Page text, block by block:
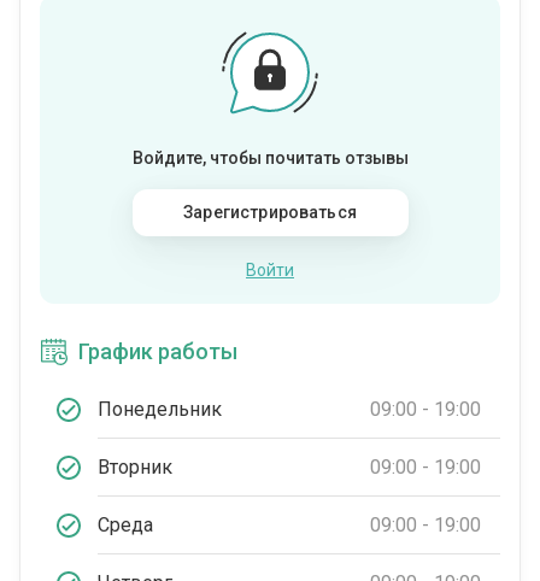
Войдите, чтобы почитать отзывы
Зарегистрироваться
Войти
График работы
Понедельник 09:00 - 19:00
Вторник 09:00 - 19:00
Среда 09:00 - 19:00